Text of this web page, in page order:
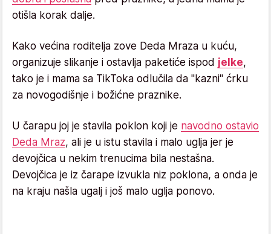
otišla korak dalje.
Kako većina roditelja zove Deda Mraza u kuću,
organizuje slikanje i ostavlja paketiće ispod jelke,
tako je i mama sa TikToka odlučila da "kazni" ćrku
za novogodišnje i božićne praznike.
U čarapu joj je stavila poklon koji je navodno ostavio
Deda Mraz, ali je u istu stavila i malo uglja jer je
devojčica u nekim trenucima bila nestašna.
Devojčica je iz čarape izvukla niz poklona, a onda je
na kraju našla ugalj i još malo uglja ponovo.